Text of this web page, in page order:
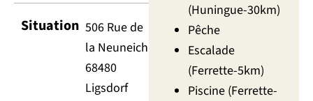
Situation 506 Rue de
la Neuneich
68480
Ligsdorf
(Huningue-30km)
Pêche
Escalade
(Ferrette-5km)
Piscine (Ferrette-